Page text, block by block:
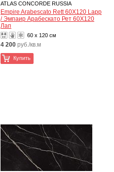
ATLAS CONCORDE RUSSIA
Empire Arabescato Rett 60X120 Lapp
/ Эмпаир Арабескато Рет 60X120
Лап
60 x 120 см
4 200 руб./кв.м
Купить